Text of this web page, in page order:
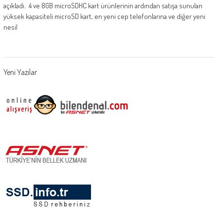
açıkladı. 4 ve 8GB microSDHC kart ürünlerinin ardından satışa sunulan
yüksek kapasiteli microSD kart, en yeni cep telefonlarına ve diğer yeni
nesil
Posts
navigation
Yeni Yazılar